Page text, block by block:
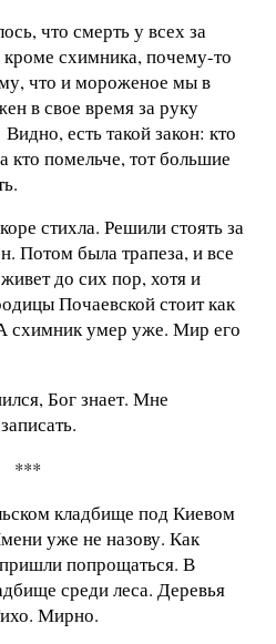
что смерть у всех за
схимника, почему-то
что и мороженое мы в
в свое время за руку
есть такой закон: кто
помельче, тот большие
стихла. Решили стоять за
Потом была трапеза, и все
до сих пор, хотя и
Почаевской стоит как
схимник умер уже. Мир его
Бог знает. Мне
***
кладбище под Киевом
уже не назову. Как
попрощаться. В
среди леса. Деревья
Мирно.